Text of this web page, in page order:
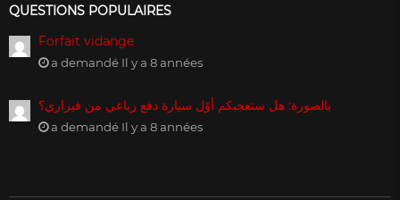
QUESTIONS POPULAIRES
Forfait vidange
a demandé Il y a 8 années
بالصورة: هل ستعجبكم أوّل سيارة دفع رباعي من فيراري؟
a demandé Il y a 8 années